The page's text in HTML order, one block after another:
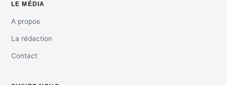
LE MÉDIA
A propos
La rédaction
Contact